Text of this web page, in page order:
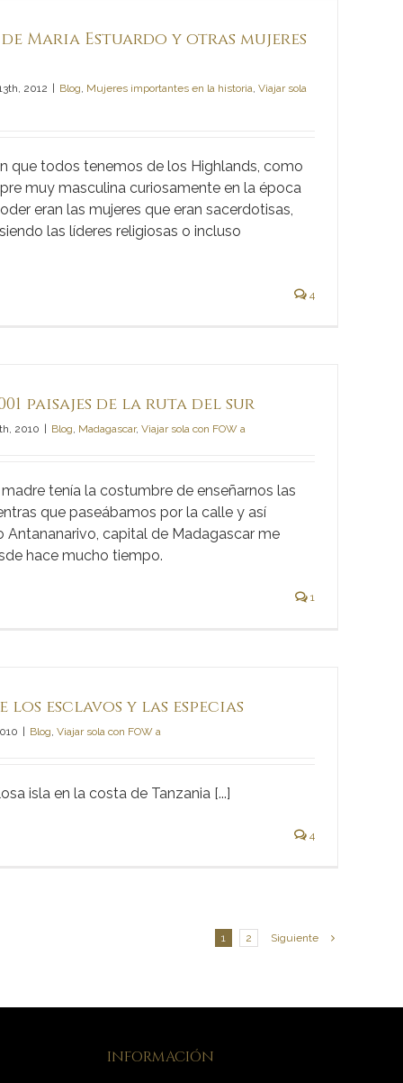
Maria Estuardo y otras mujeres
2012 | Blog Mujeres importantes en la historia Viajar sola
que todos tenemos de los Highlands, como
muy masculina curiosamente en la época
eran las mujeres que eran sacerdotisas,
las líderes religiosas o incluso
4
paisajes de la ruta del sur
2010 Blog, Madagascar, Viajar sola con FOW a
tenía la costumbre de enseñarnos las
que paseábamos por la calle y así
Antananarivo, capital de Madagascar me
hace mucho tiempo.
1
los esclavos y las especias
Blog, Viajar sola con FOW a
isla en la costa de Tanzania [...]
4
1 2 Siguiente
INFORMACIÓN